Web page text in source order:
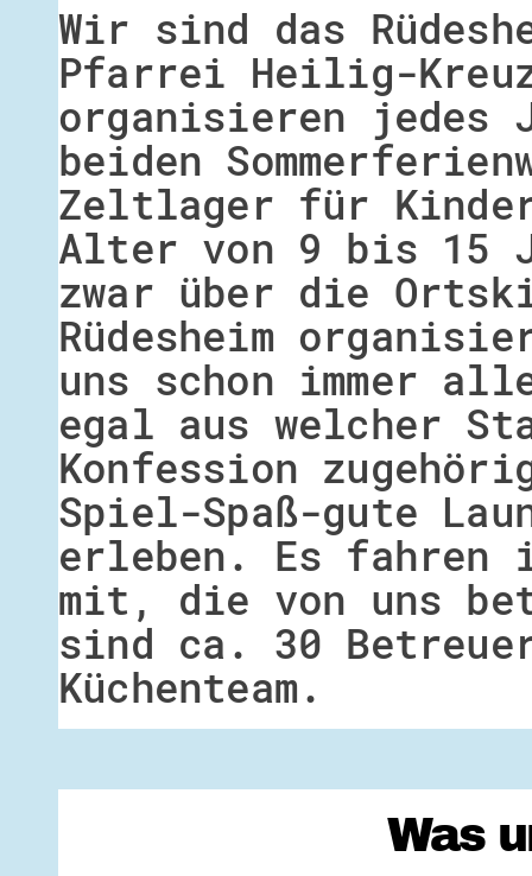
Wir sind das
Pfarrei Heilig-
organisieren jedes
beiden
Zeltlager für
Alter von 9 bis 15
zwar über die
Rüdesheim
uns schon immer
egal aus welcher
Konfession
Spiel-Spaß-gute
erleben. Es fahren
mit, die von uns
sind ca. 30
Küchenteam.
Was